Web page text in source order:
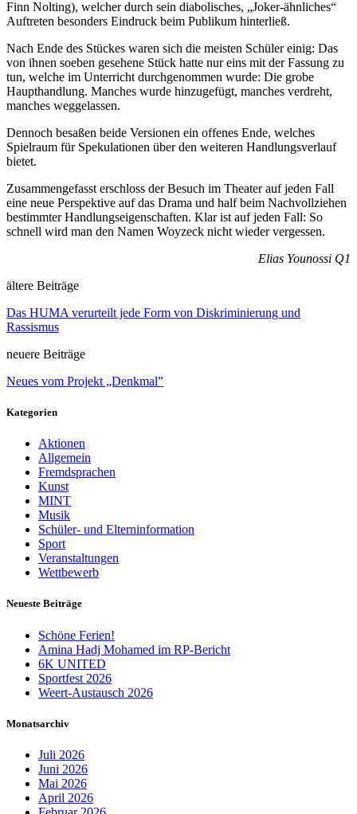
Finn Nolting), welcher durch sein diabolisches, „Joker-ähnliches“
Auftreten besonders Eindruck beim Publikum hinterließ.
Nach Ende des Stückes waren sich die meisten Schüler einig: Das
von ihnen soeben gesehene Stück hatte nur eins mit der Fassung zu
tun, welche im Unterricht durchgenommen wurde: Die grobe
Haupthandlung. Manches wurde hinzugefügt, manches verdreht,
manches weggelassen.
Dennoch besaßen beide Versionen ein offenes Ende, welches
Spielraum für Spekulationen über den weiteren Handlungsverlauf
bietet.
Zusammengefasst erschloss der Besuch im Theater auf jeden Fall
eine neue Perspektive auf das Drama und half beim Nachvollziehen
bestimmter Handlungseigenschaften. Klar ist auf jeden Fall: So
schnell wird man den Namen Woyzeck nicht wieder vergessen.
Elias Younossi Q1
ältere Beiträge
Das HUMA verurteilt jede Form von Diskriminierung und
Rassismus
neuere Beiträge
Neues vom Projekt „Denkmal”
Kategorien
Aktionen
Allgemein
Fremdsprachen
Kunst
MINT
Musik
Schüler- und Elterninformation
Sport
Veranstaltungen
Wettbewerb
Neueste Beiträge
Schöne Ferien!
Amina Hadj Mohamed im RP-Bericht
6K UNITED
Sportfest 2026
Weert-Austausch 2026
Monatsarchiv
Juli 2026
Juni 2026
Mai 2026
April 2026